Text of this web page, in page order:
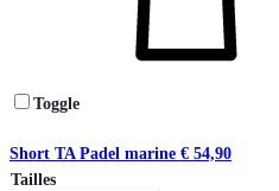
Toggle
Short TA Padel marine € 54,90
Tailles